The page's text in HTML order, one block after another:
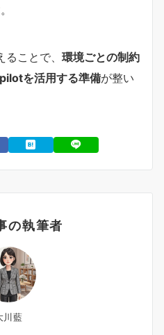
ことで、 環境ごとの制約
を活用する準備が整い
の執筆者
川藍